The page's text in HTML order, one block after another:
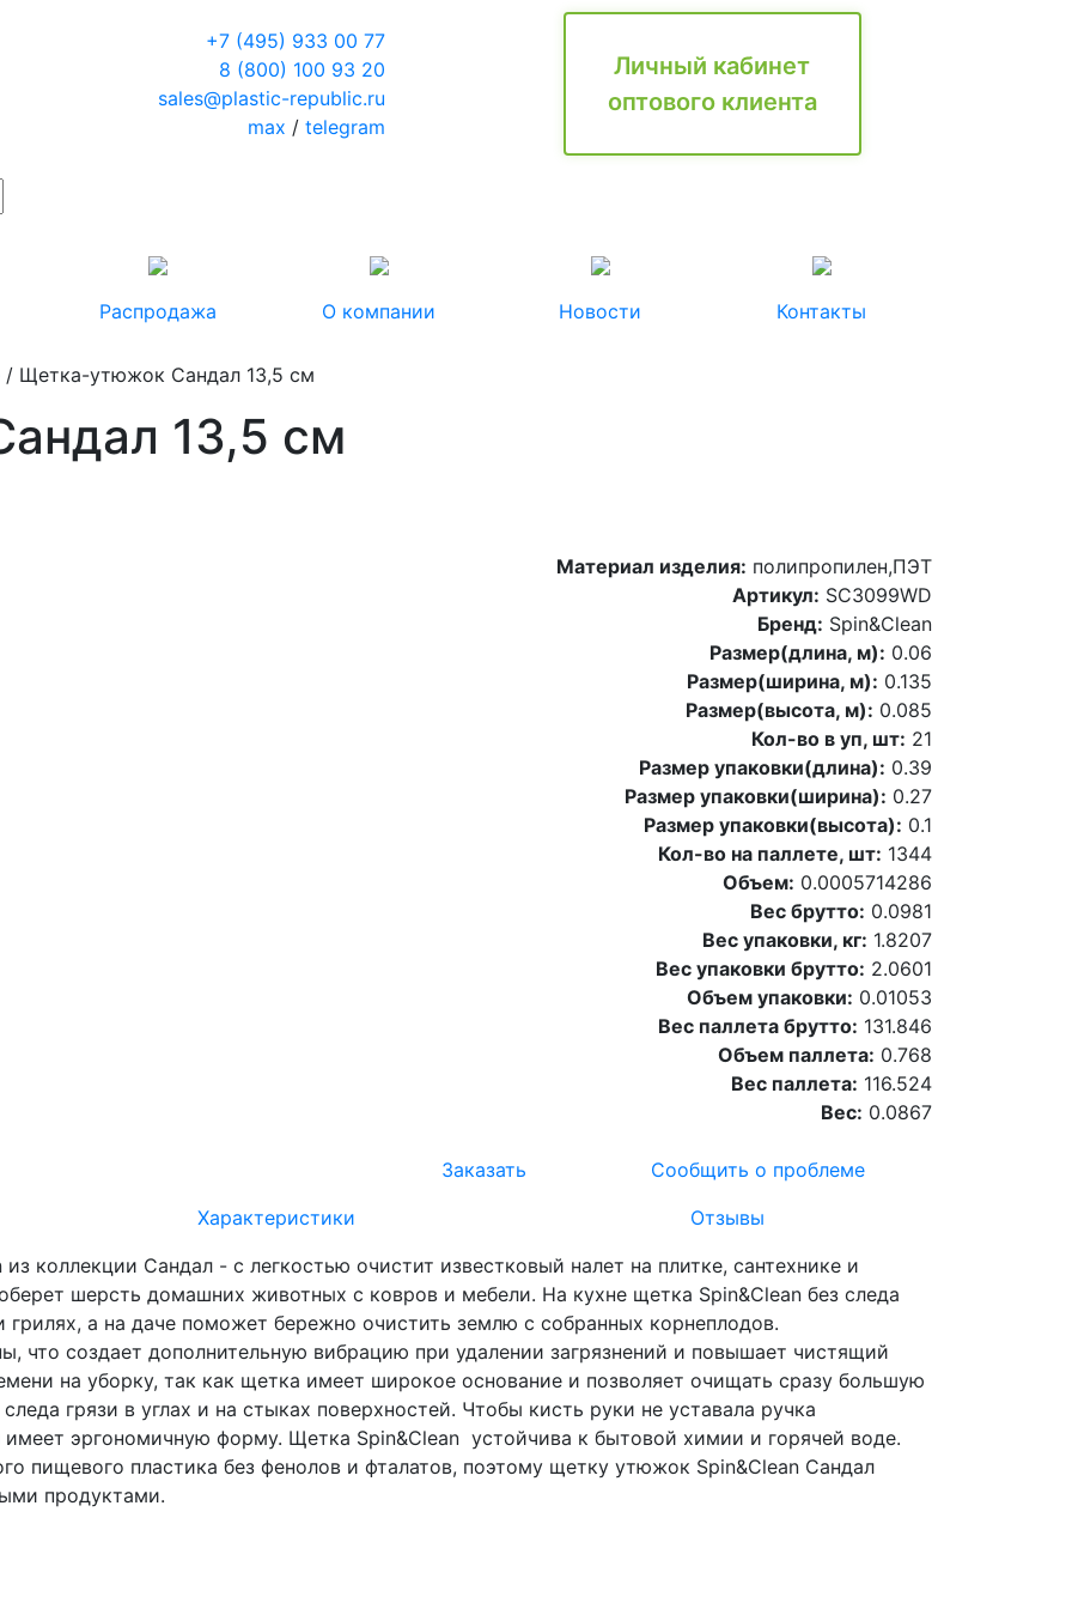
+7 (495) 933 00 77
8 (800) 100 93 20
sales@plastic-republic.ru
max / telegram
Личный кабинет
оптового клиента
Распродажа О компании Новости Контакты
/ Щетка-утюжок Сандал 13,5 см
13,5 см
Материал изделия: полипропилен,ПЭТ
Артикул: SC3099WD
Бренд: Spin&Clean
Размер(длина, м): 0.06
Размер(ширина, м): 0.135
Размер(высота, м): 0.085
Кол-во в уп, шт: 21
Размер упаковки(длина): 0.39
Размер упаковки(ширина): 0.27
Размер упаковки(высота): 0.1
Кол-во на паллете, шт: 1344
Объем: 0.0005714286
Вес брутто: 0.0981
Вес упаковки, кг: 1.8207
Вес упаковки брутто: 2.0601
Объем упаковки: 0.01053
Вес паллета брутто: 131.846
Объем паллета: 0.768
Вес паллета: 116.524
Вес: 0.0867
Заказать
Сообщить о проблеме
Характеристики
Отзывы
коллекции Сандал - с легкостью очистит известковый налет на плитке, сантехнике и
шерсть домашних животных с ковров и мебели. На кухне щетка Spin&Clean без следа
грилях, а на даче поможет бережно очистить землю с собранных корнеплодов.
что создает дополнительную вибрацию при удалении загрязнений и повышает чистящий
на уборку, так как щетка имеет широкое основание и позволяет очищать сразу большую
грязи в углах и на стыках поверхностей. Чтобы кисть руки не уставала ручка
эргономичную форму. Щетка Spin&Clean устойчива к бытовой химии и горячей воде.
пищевого пластика без фенолов и фталатов, поэтому щетку утюжок Spin&Clean Сандал
продуктами.